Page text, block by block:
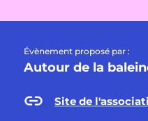
Évènement proposé par :
Autour de la
Site de